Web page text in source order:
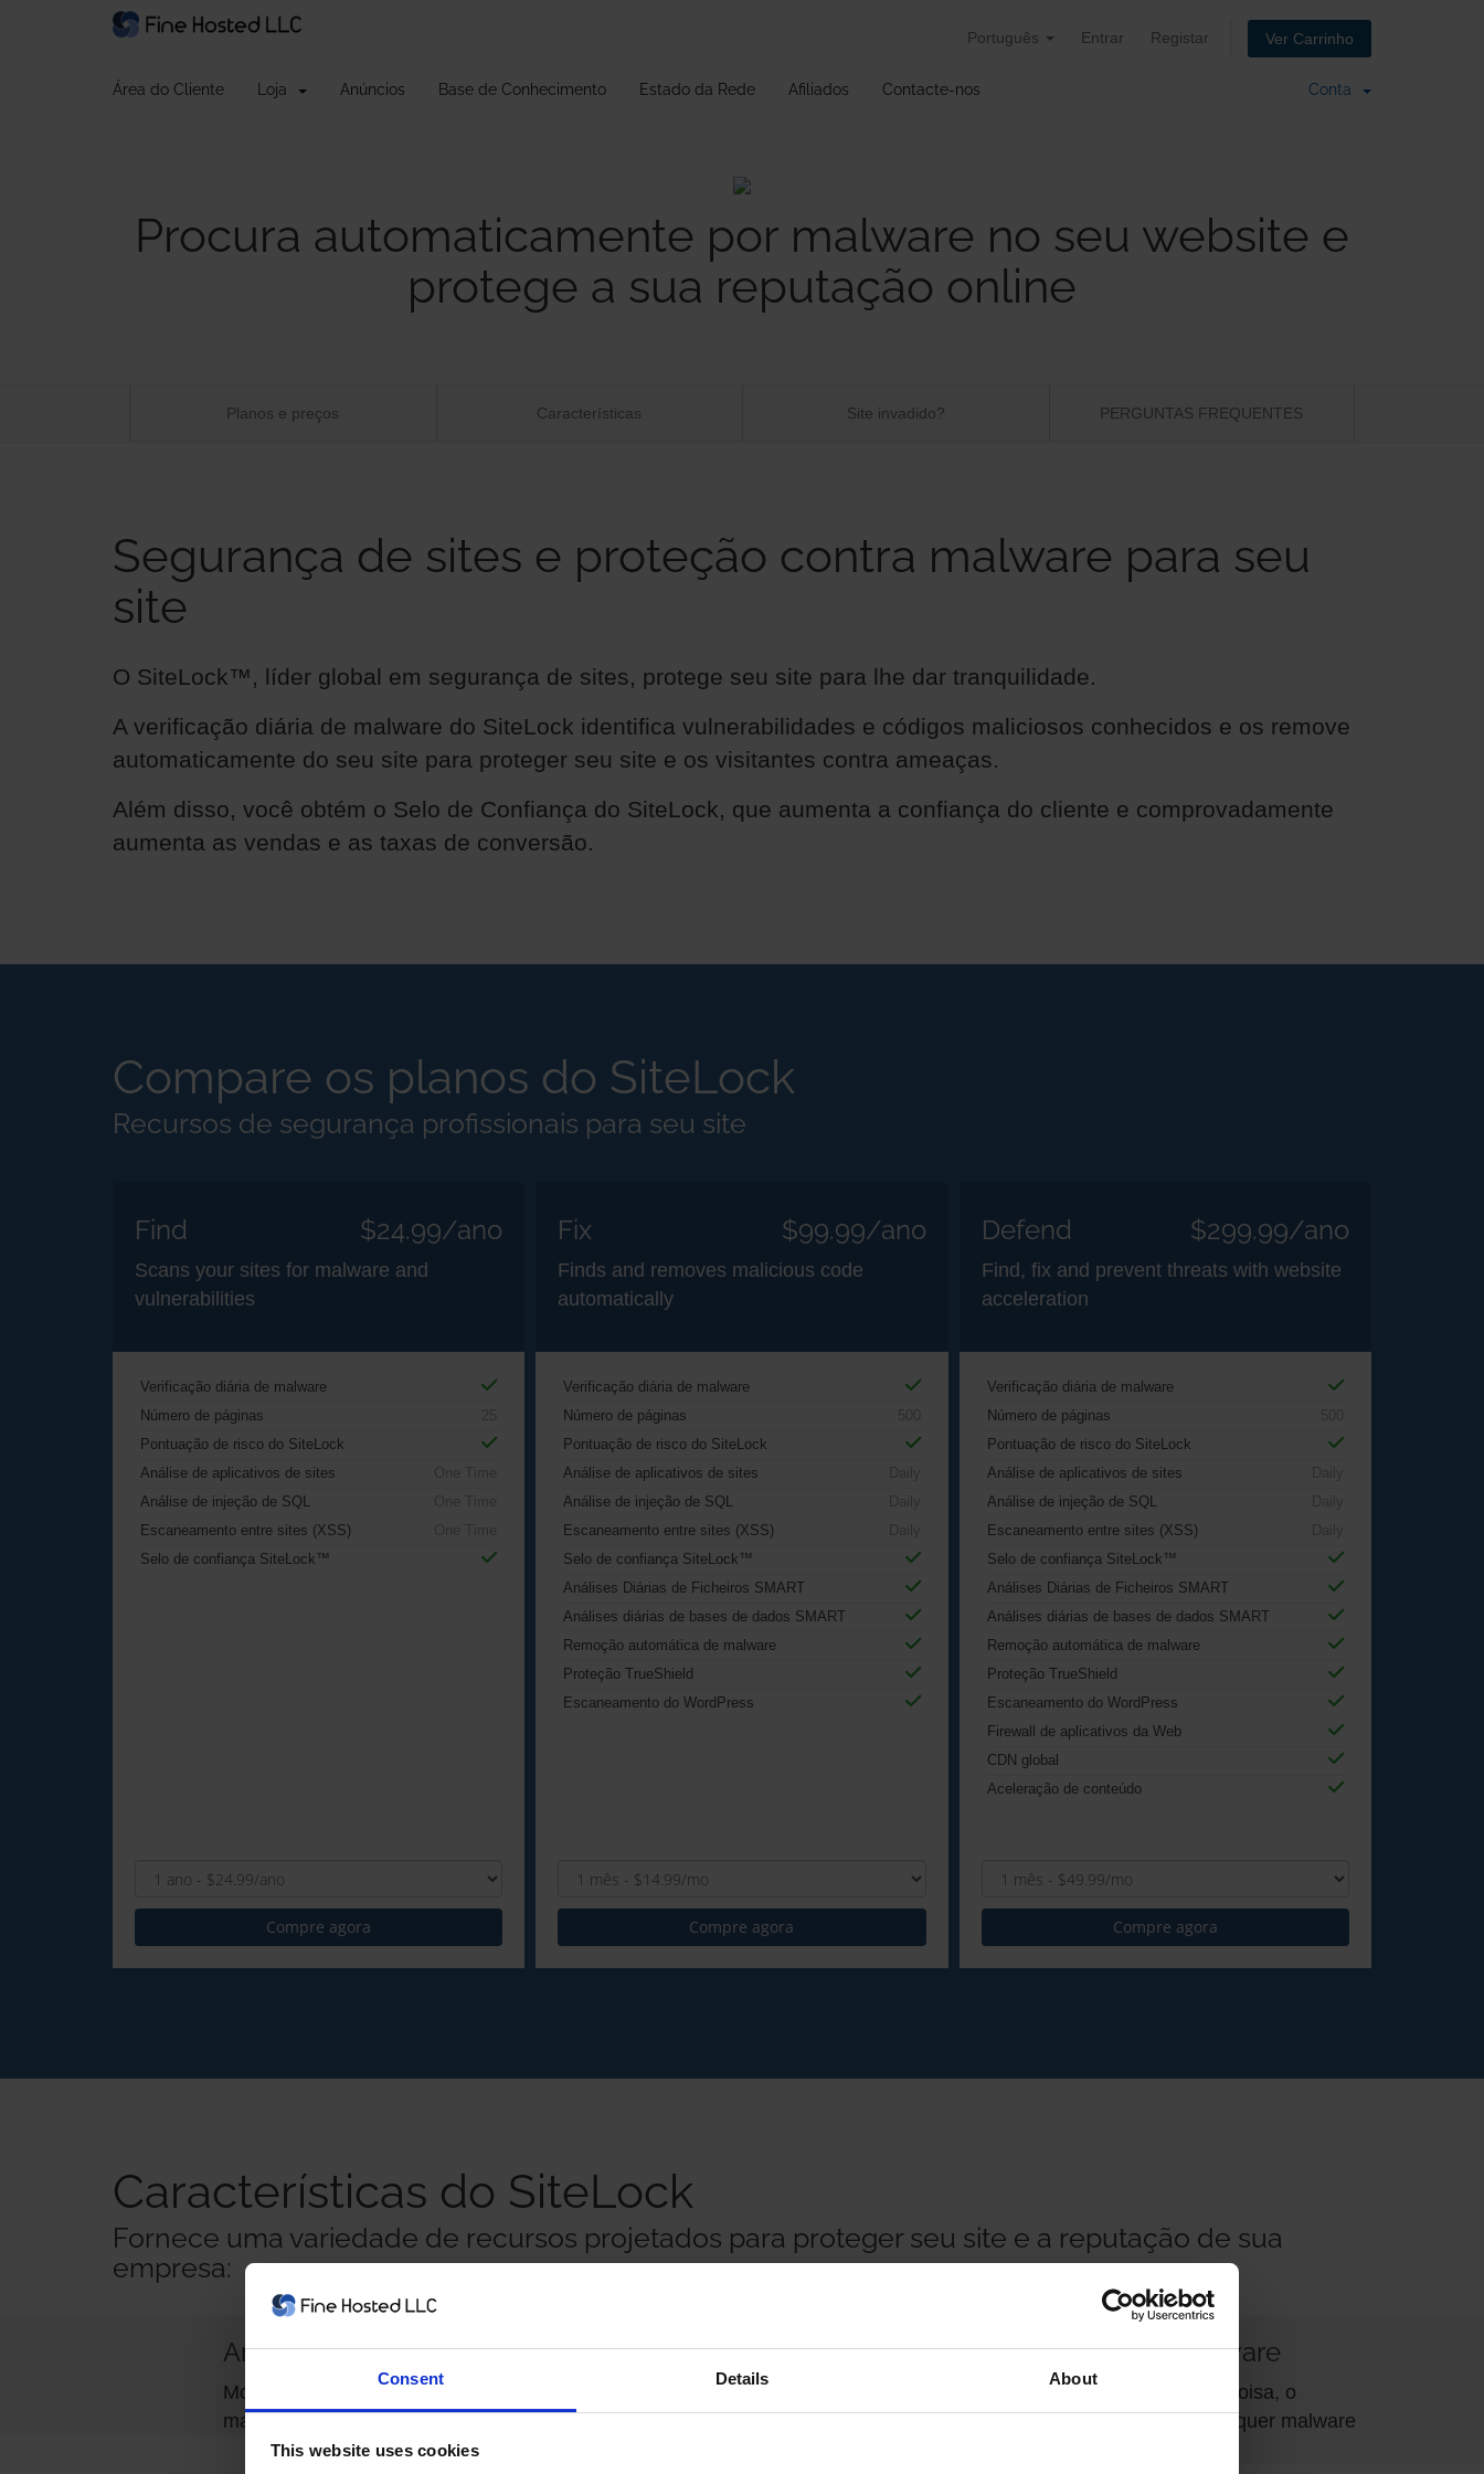
Consent Details About
This website uses cookies
Português Entrar Registar Ver Carrinho
Área do Cliente Loja Anúncios Base de Conhecimento Estado da Rede Afiliados Contacte-nos Conta
Procura automaticamente por malware no seu website e
protege a sua reputação online
Planos e preços Características Site invadido? PERGUNTAS FREQUENTES
Segurança de sites e proteção contra malware para seu
site
O SiteLock™, líder global em segurança de sites, protege seu site para lhe dar tranquilidade.
A verificação diária de malware do SiteLock identifica vulnerabilidades e códigos maliciosos conhecidos e os remove
automaticamente do seu site para proteger seu site e os visitantes contra ameaças.
Além disso, você obtém o Selo de Confiança do SiteLock, que aumenta a confiança do cliente e comprovadamente
aumenta as vendas e as taxas de conversão.
Compare os planos do SiteLock
Recursos de segurança profissionais para seu site
Find $24.99/ano
Scans your sites for malware and
vulnerabilities
Verificação diária de malware
Número de páginas
Pontuação de risco do SiteLock
Análise de aplicativos de sites
Análise de injeção de SQL
Escaneamento entre sites (XSS)
Selo de confiança SiteLock™
Compre agora
Fix $99.99/ano
Finds and removes malicious code
automatically
Verificação diária de malware
Número de páginas
Pontuação de risco do SiteLock
Análise de aplicativos de sites
Análise de injeção de SQL
Escaneamento entre sites (XSS)
Selo de confiança SiteLock™
Análises Diárias de Ficheiros SMART
Análises diárias de bases de dados SMART
Remoção automática de malware
Proteção TrueShield
Escaneamento do WordPress
Compre agora
Defend $299.99/ano
Find, fix and prevent threats with website
acceleration
Verificação diária de malware
Número de páginas
Pontuação de risco do SiteLock
Análise de aplicativos de sites
Análise de injeção de SQL
Escaneamento entre sites (XSS)
Selo de confiança SiteLock™
Análises Diárias de Ficheiros SMART
Análises diárias de bases de dados SMART
Remoção automática de malware
Proteção TrueShield
Escaneamento do WordPress
Firewall de aplicativos da Web
CDN global
Aceleração de conteúdo
Compre agora
Características do SiteLock
Fornece uma variedade de recursos projetados para proteger seu site e a reputação de sua
empresa:
Análise de malware
Monitora proativamente e alerta você sobre qualquer
malware detectado em seu site.
Remoção automática de malware
Se um escaneamento encontrar alguma coisa, o
SiteLock removerá automaticamente qualquer malware